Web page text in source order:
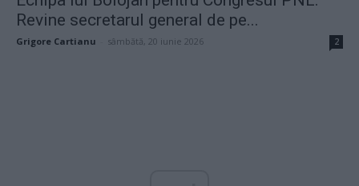
Revine secretarul general de pe...
Grigore Cartianu sâmbătă, 20 iunie 2026 2